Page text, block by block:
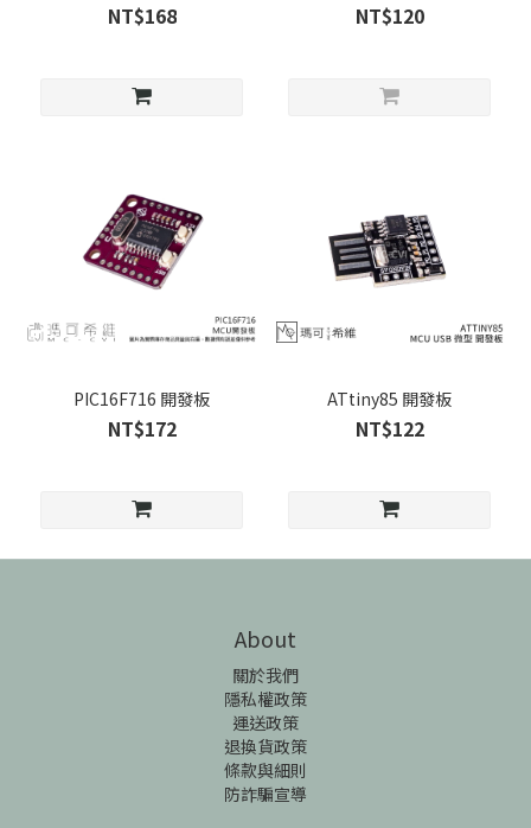
NT$168 NT$120
PIC16F716 開發板
NT$172
ATtiny85 開發板
NT$122
About
關於我們
隱私權政策
運送政策
退換貨政策
條款與細則
防詐騙宣導